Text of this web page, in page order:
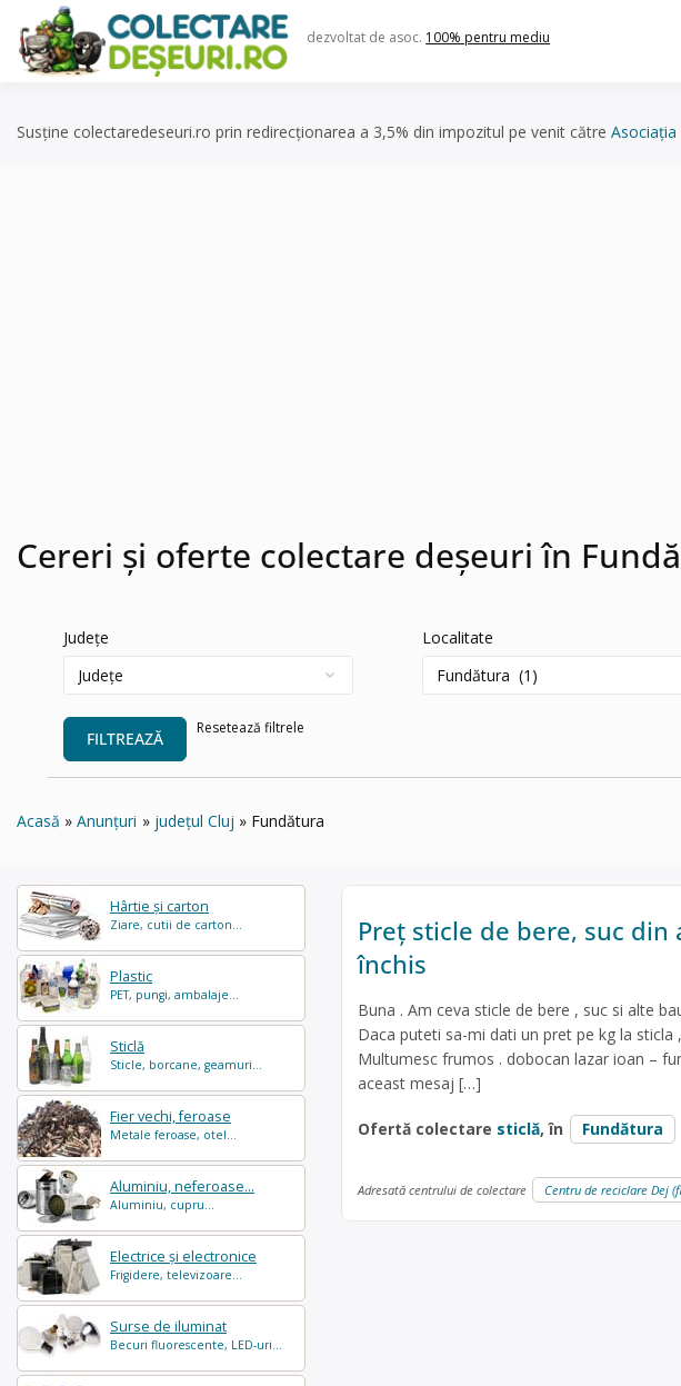
content
dezvoltat de asoc. 100% pentru mediu
Susține colectaredeseuri.ro prin redirecționarea a 3,5% din impozitul pe venit către Asociația
Cereri și oferte colectare deșeuri în
Județe Localitate
FILTREAZĂ
Resetează filtrele
Acasă Anunțuri județul Cluj Fundătura
Hârtie și carton
Ziare, cutii de carton...
Plastic
PET, pungi, ambalaje...
Sticlă
Sticle, borcane, geamuri...
Fier vechi, feroase
Metale feroase, otel...
Aluminiu, neferoase...
Aluminiu, cupru...
Electrice și electronice
Frigidere, televizoare...
Surse de iluminat
Becuri fluorescente, LED-uri...
Preț sticle de bere, suc
închis
Buna . Am ceva sticle de bere , suc si alte
Daca puteti sa-mi dati un pret pe kg la
Multumesc frumos . dobocan lazar ioan –
aceast mesaj […]
Ofertă colectare sticlă, în Fundătura
Adresată centrului de colectare Centru de reciclare Dej